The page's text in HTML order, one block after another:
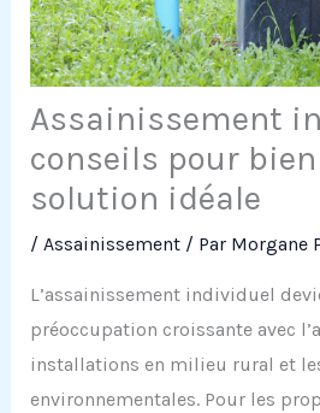
Assainissement
conseils pour
solution idéale
/ Assainissement/ Par Morgane
L’assainissement individuel
préoccupation croissante avec
installations en milieu rural et
environnementales. Pour les